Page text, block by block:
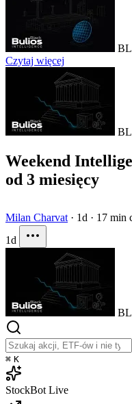
Czytaj więcej
Weekend
od 3 miesięcy
Milan Charvat · 1d · 17 min
1d
⌘ K
StockBot Live